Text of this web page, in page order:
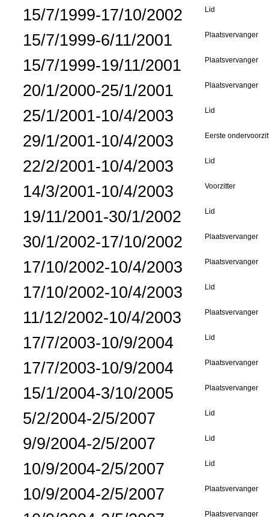
15/7/1999-17/10/2002 Lid
15/7/1999-6/11/2001 Plaatsvervanger
15/7/1999-19/11/2001 Plaatsvervanger
20/1/2000-25/1/2001 Plaatsvervanger
25/1/2001-10/4/2003 Lid
29/1/2001-10/4/2003 Eerste
22/2/2001-10/4/2003 Lid
14/3/2001-10/4/2003 Voorzitter
19/11/2001-30/1/2002 Lid
30/1/2002-17/10/2002 Plaatsvervanger
17/10/2002-10/4/2003 Plaatsvervanger
17/10/2002-10/4/2003 Lid
11/12/2002-10/4/2003 Plaatsvervanger
17/7/2003-10/9/2004 Lid
17/7/2003-10/9/2004 Plaatsvervanger
15/1/2004-3/10/2005 Plaatsvervanger
5/2/2004-2/5/2007 Lid
9/9/2004-2/5/2007 Lid
10/9/2004-2/5/2007 Lid
10/9/2004-2/5/2007 Plaatsvervanger
Plaatsvervanger